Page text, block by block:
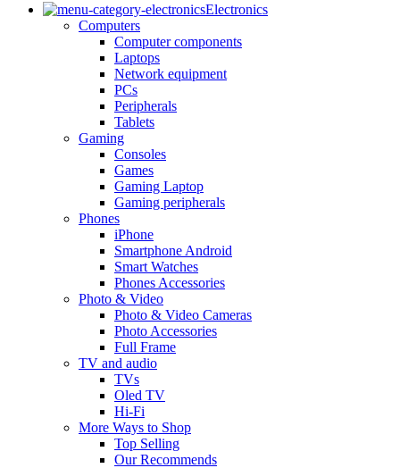
Electronics
Computers
Computer components
Laptops
Network equipment
PCs
Peripherals
Tablets
Gaming
Consoles
Games
Gaming Laptop
Gaming peripherals
Phones
iPhone
Smartphone Android
Smart Watches
Phones Accessories
Photo & Video
Photo & Video Cameras
Photo Accessories
Full Frame
TV and audio
TVs
Oled TV
Hi-Fi
More Ways to Shop
Top Selling
Our Recommends